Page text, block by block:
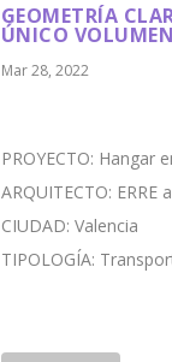
GEOMETRÍA
ÚNICO
Mar 28, 2022
PROYECTO: Hangar
ARQUITECTO: ERRE
CIUDAD: Valencia
TIPOLOGÍA: